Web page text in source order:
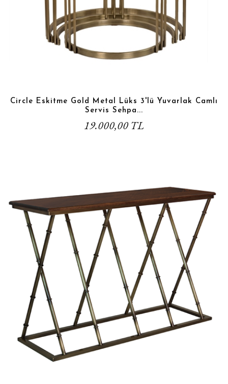
Circle Eskitme Gold Metal Lüks 3'lü Yuvarlak Camlı
Servis Sehpa...
19.000,00 TL